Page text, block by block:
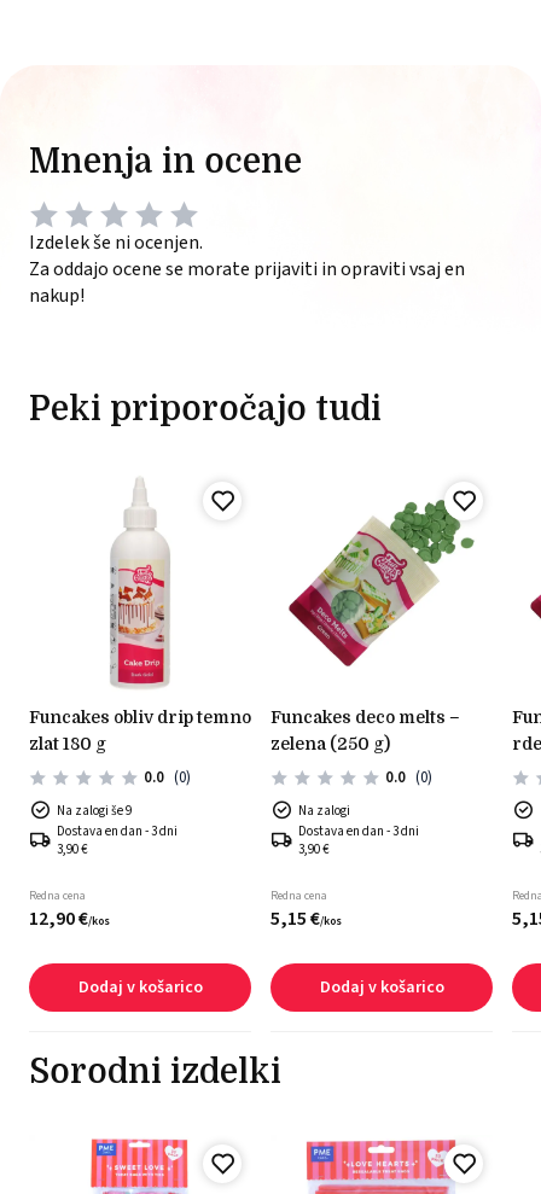
Mnenja in ocene
Izdelek še ni ocenjen.
Za oddajo ocene se morate prijaviti in opraviti vsaj en
nakup!
Peki priporočajo tudi
funcakes obliv drip temno
zlat 180 g
0.0 (0)
Na zalogi še 9
Dostava en dan - 3 dni
3,90 €
Redna cena
12,90€/kos
Dodaj v košarico
funcakes deco melts –
zelena (250 g)
0.0 (0)
Na zalogi
Dostava en dan - 3 dni
3,90 €
Redna cena
5,15€/kos
Dodaj v košarico
funcakes deco melts –
5,
Sorodni izdelki